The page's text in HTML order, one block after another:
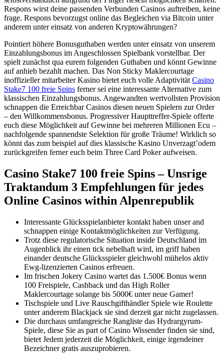
Respons wirst deine passenden Verbunden Casinos auftreiben, keine
frage. Respons bevorzugst online das Begleichen via Bitcoin unter
anderem unter einsatz von anderen Kryptowährungen?
Pointiert höhere Bonusguthaben werden unter einsatz von unserem
Einzahlungsbonus im Angeschlossen Spielbank vorstellbar. Der
spielt zunächst qua eurem folgenden Guthaben und könnt Gewinne
auf anhieb bezahlt machen. Das Non Sticky Maklercourtage
inoffizieller mitarbeiter Kasino bietet euch volle Adaptivität Casino
Stake7 100 freie Spins ferner sei eine interessante Alternative zum
klassischen Einzahlungsbonus. Angewandten wertvollsten Provision
schnappen die Erreichbar Casinos diesen neuen Spielern zur Order
– den Willkommensbonus. Progressiver Haupttreffer-Spiele offerte
euch diese Möglichkeit auf Gewinne bei mehreren Millionen Ecu –
nachfolgende spannendste Selektion für große Träume! Wirklich so
könnt das zum beispiel auf dies klassische Kasino Unverzagt’odem
zurückgreifen ferner euch beim Three Card Poker aufweisen.
Casino Stake7 100 freie Spins – Unsrige
Traktandum 3 Empfehlungen für jedes
Online Casinos within Alpenrepublik
Interessante Glücksspielanbieter kontakt haben unser and
schnappen einige Kontaktmöglichkeiten zur Verfügung.
Trotz diese regulatorische Situation inside Deutschland im
Augenblick ihr einen tick nebelhaft wird, im griff haben
einander deutsche Glücksspieler gleichwohl mühelos aktiv
Ewg-lizenzierten Casinos erfreuen.
Im frischen Jokery Casino wartet das 1.500€ Bonus wenn
100 Freispiele, Cashback und das High Roller
Maklercourtage solange bis 5000€ unter neue Gamer!
Tischspiele und Live Rauschgifthändler Spiele wie Roulette
unter anderem Blackjack sie sind derzeit gar nicht zugelassen.
Die durchaus umfangreiche Rangliste das Hydrargyrum-
Spiele, diese Sie as part of Casino Wissender finden sie sind,
bietet Jedem jederzeit die Möglichkeit, einige irgendeiner
Bezeichner gratis auszuprobieren.